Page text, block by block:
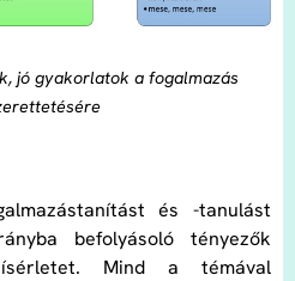
jó gyakorlatok a fogalmazás
és -tanulást
befolyásoló tényezők
Mind a témával